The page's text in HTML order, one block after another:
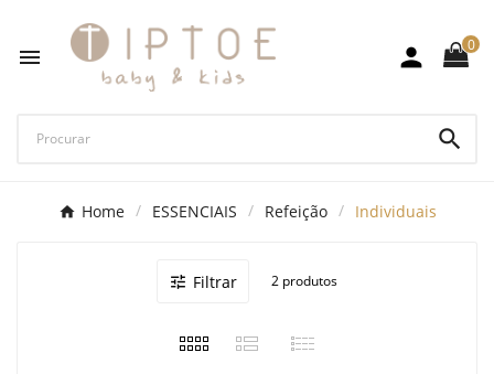
  0

Home ESSENCIAIS Refeição Individuais
 Filtrar 2 produtos